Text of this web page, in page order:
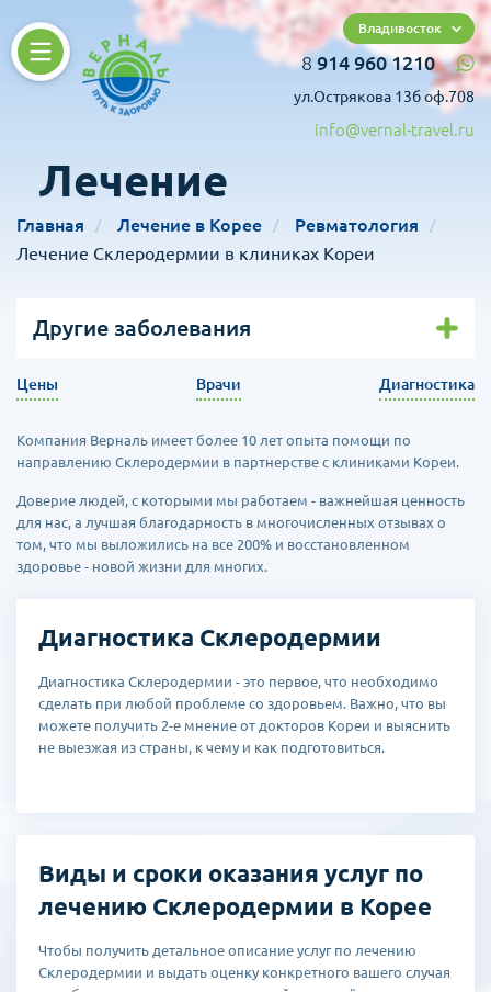
Владивосток
8 914 960 1210
ул.Острякова 13б оф.708
info@vernal-travel.ru
Лечение
Главная Лечение в Корее
Ревматология
Лечение Склеродермии в клиниках Кореи
Другие заболевания
Цены Врачи Диагностика
Компания Верналь имеет более 10 лет опыта помощи по
направлению Склеродермии в партнерстве с клиниками Кореи.
Доверие людей, с которыми мы работаем - важнейшая ценность
для нас, а лучшая благодарность в многочисленных отзывах о
том, что мы выложились на все 200% и восстановленном
здоровье - новой жизни для многих.
Диагностика Склеродермии
Диагностика Склеродермии - это первое, что необходимо
сделать при любой проблеме со здоровьем. Важно, что вы
можете получить 2-е мнение от докторов Кореи и выяснить
не выезжая из страны, к чему и как подготовиться.
Виды и сроки оказания услуг по
лечению Склеродермии в Корее
Чтобы получить детальное описание услуг по лечению
Склеродермии и выдать оценку конкретного вашего случая